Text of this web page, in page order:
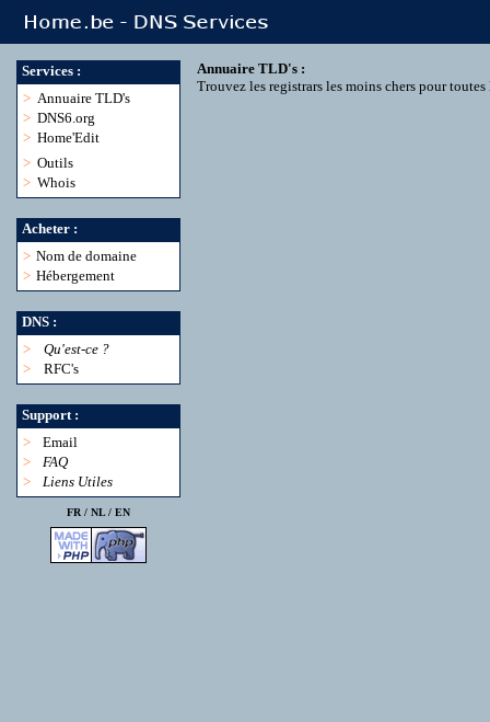
Services :
> Annuaire TLD's
> DNS6.org
> Home'Edit
> Outils
> Whois
Acheter :
> Nom de domaine
> Hébergement
DNS :
>
Qu'est-ce ?
>
RFC's
Support :
>
Email
>
FAQ
>
Liens Utiles
FR / NL/ EN
Annuaire TLD's :
Trouvez les registrars les moins chers pour